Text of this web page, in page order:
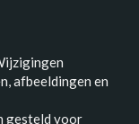
afbeeldingen en
gesteld voor